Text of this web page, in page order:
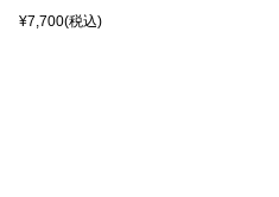
¥7,700(税込)